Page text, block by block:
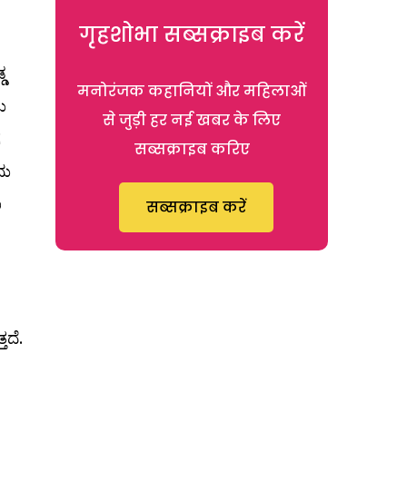
गृहशोभा सब्सक्राइब करें
मनोरंजक कहानियों और महिलाओं
से जुड़ी हर नई खबर के लिए
सब्सक्राइब करिए
सब्सक्राइब करें